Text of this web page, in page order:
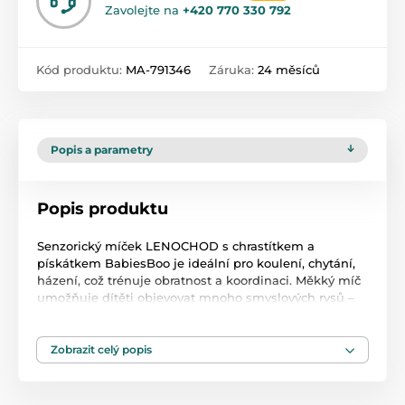
Zavolejte na +420 770 330 792
Kód produktu: MA-791346 Záruka: 24 měsíců
Popis a parametry
Popis produktu
Senzorický míček LENOCHOD s chrastítkem a
pískátkem BabiesBoo je ideální pro koulení, chytání,
házení, což trénuje obratnost a koordinaci. Měkký míč
umožňuje dítěti objevovat mnoho smyslových rysů –
Míč má chrastítko, které je schované uvnitř a při hraní
vydává jemné zvuky, které vybízí miminko k prolézání.
Zobrazit celý popis